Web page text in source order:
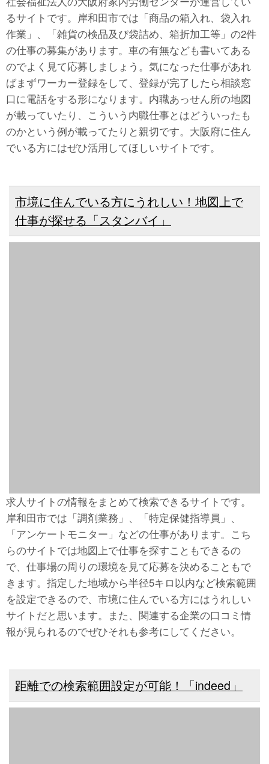
るサイトです。岸和田市では「商品の箱入れ、袋入れ
作業」、「雑貨の検品及び袋詰め、箱折加工等」の2件
の仕事の募集があります。車の有無なども書いてある
のでよく見て応募しましょう。気になった仕事があれ
ばまずワーカー登録をして、登録が完了したら相談窓
口に電話をする形になります。内職あっせん所の地図
が載っていたり、こういう内職仕事とはどういったも
のかという例が載ってたりと親切です。大阪府に住ん
でいる方にはぜひ活用してほしいサイトです。
市境に住んでいる方にうれしい！地図上で
仕事が探せる「スタンバイ」
求人サイトの情報をまとめて検索できるサイトです。
岸和田市では「調剤業務」、「特定保健指導員」、
「アンケートモニター」などの仕事があります。こち
らのサイトでは地図上で仕事を探すこともできるの
で、仕事場の周りの環境を見て応募を決めることもで
きます。指定した地域から半径5キロ以内など検索範囲
を設定できるので、市境に住んでいる方にはうれしい
サイトだと思います。また、関連する企業の口コミ情
報が見られるのでぜひそれも参考にしてください。
距離での検索範囲設定が可能！「indeed」